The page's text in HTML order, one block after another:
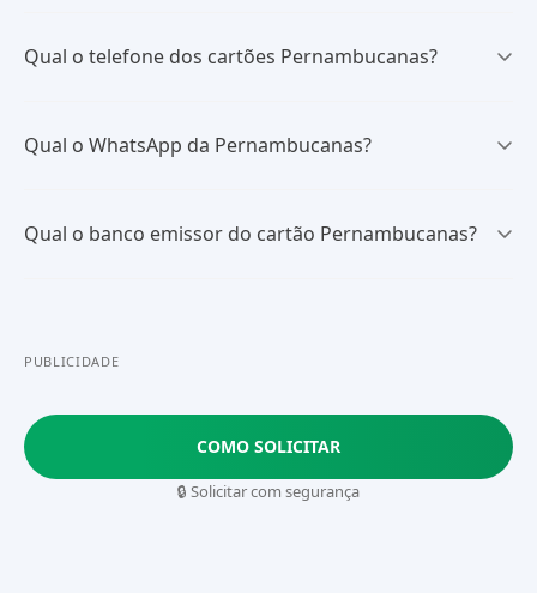
Qual o telefone dos cartões Pernambucanas?
Qual o WhatsApp da Pernambucanas?
Qual o banco emissor do cartão Pernambucanas?
PUBLICIDADE
COMO SOLICITAR
🔒 Solicitar com segurança